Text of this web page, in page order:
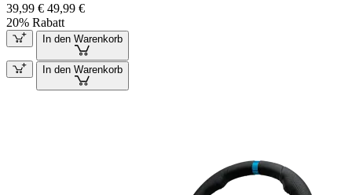
39,99 € 49,99 €
20% Rabatt
In den Warenkorb
In den Warenkorb